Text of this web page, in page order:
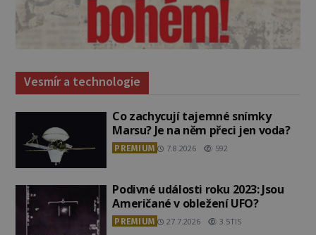
Vesmír a technologie
Co zachycují tajemné snímky
Marsu? Je na něm přeci jen voda?
PREMIUM 7.8.2026 592
Podivné události roku 2023: Jsou
Američané v obležení UFO?
PREMIUM 27.7.2026 3.5TIS